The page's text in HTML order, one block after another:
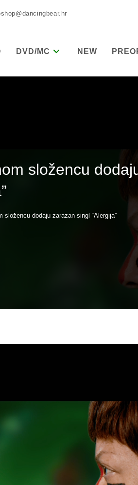
DVD/MC NEW
složencu
dodaju zarazan singl “Alergija”